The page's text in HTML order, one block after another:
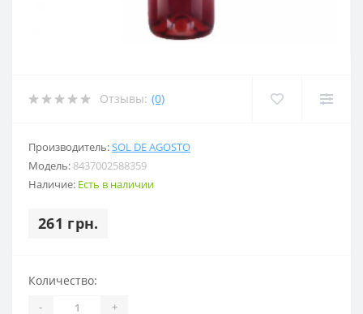
Отзывы: (0)
Производитель:SOL DE AGOSTO
Модель: 8437002588359
Наличие: Есть в наличии
261 грн.
Количество:
- +